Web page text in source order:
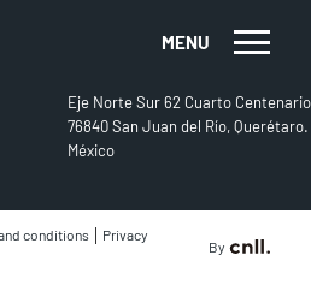
MENU
Eje Norte Sur 62 Cuarto Centenario
76840 San Juan del Río, Querétaro.
México
conditions | Privacy
By